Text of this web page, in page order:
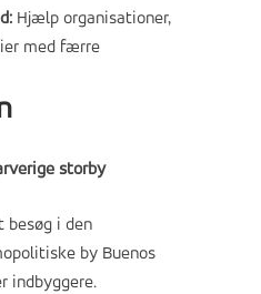
Hjælp organisationer,
med færre
storby
besøg i den
by Buenos
indbyggere.